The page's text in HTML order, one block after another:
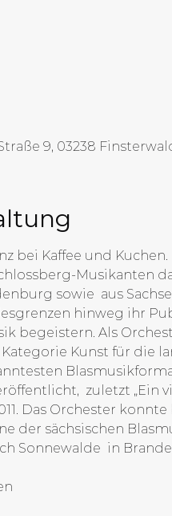
9, 03238
bei Kaffee und Kuchen.
Musikanten
sowie  aus
hinweg ihr
begeistern. Als
Kategorie Kunst für
zuletzt „Ein
Das Orchester
der sächsischen
Sonnewalde  in